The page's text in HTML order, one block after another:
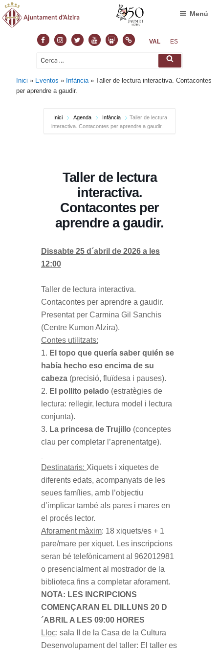
FacebookInstagram
TwitterYoutubeSlideshare
NormasVAL ES
Cerca: Cerca
Menú
Inici » Eventos » Infància »Taller de lectura interactiva. Contacontes
per aprendre a gaudir.
Inici Agenda Infància
Taller de lectura
interactiva. Contacontes per aprendre a gaudir.
Taller de lectura
interactiva.
Contacontes per
aprendre a gaudir.
Dissabte 25 d´abril de 2026 a les
12:00
Taller de lectura interactiva.
Contacontes per aprendre a gaudir.
Presentat per Carmina Gil Sanchis
(Centre Kumon Alzira).
Contes utilitzats:
1. El topo que quería saber quién se
había hecho eso encima de su
cabeza (precisió, fluïdesa i pauses).
2. El pollito pelado (estratègies de
lectura: rellegir, lectura model i lectura
conjunta).
3. La princesa de Trujillo (conceptes
clau per completar l’aprenentatge).
Destinataris: Xiquets i xiquetes de
diferents edats, acompanyats de les
seues famílies, amb l’objectiu
d’implicar també als pares i mares en
el procés lector.
Aforament màxim: 18 xiquets/es + 1
pare/mare per xiquet. Les inscripcions
seran bé telefònicament al 962012981
o presencialment al mostrador de la
biblioteca fins a completar aforament.
NOTA: LES INCRIPCIONS
COMENÇARAN EL DILLUNS 20 D
´ABRIL A LES 09:00 HORES
Lloc: sala II de la Casa de la Cultura
Desenvolupament del taller: El taller es